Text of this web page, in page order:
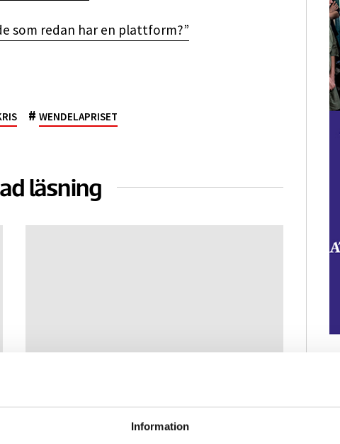
Information
som redan har en plattform?”
# WENDELAPRISET
läsning
för de som redan har en plattform?”